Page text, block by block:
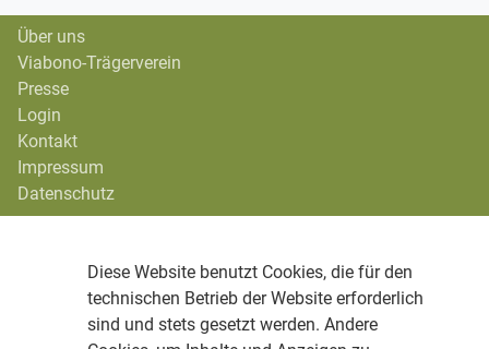
Diese Website benutzt Cookies, die für den
technischen Betrieb der Website erforderlich
sind und stets gesetzt werden. Andere
Über uns
Viabono-Trägerverein
Presse
Login
Kontakt
Impressum
Datenschutz